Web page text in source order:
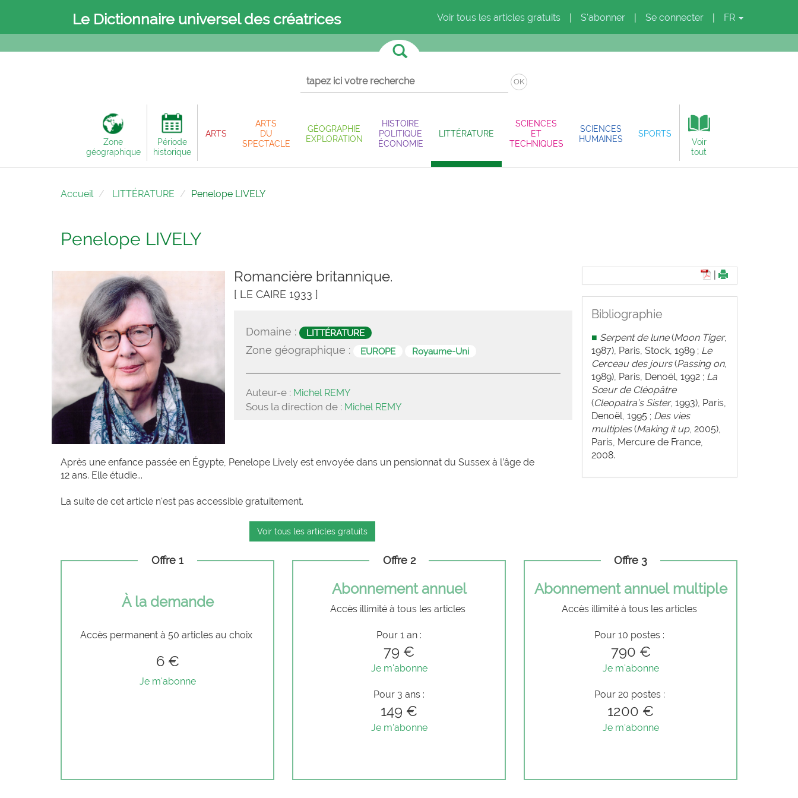
Le Dictionnaire universel des créatrices Voir tous les articles gratuits S'abonner Se connecter FR
OK
Zone
géographique
Période
historique
ARTS
ARTS
DU
SPECTACLE
GÉOGRAPHIE
EXPLORATION
HISTOIRE
POLITIQUE
ÉCONOMIE
LITTÉRATURE
SCIENCES
ET
TECHNIQUES
SCIENCES
HUMAINES
SPORTS
Voir
tout
Accueil LITTÉRATURE Penelope LIVELY
Penelope LIVELY
Romancière britannique.
[ LE CAIRE 1933 ]
Domaine : LITTÉRATURE
Zone géographique : EUROPE Royaume-Uni
Auteur-e : Michel REMY
Sous la direction de : Michel REMY
Après une enfance passée en Égypte, Penelope Lively est envoyée dans un pensionnat du Sussex à l’âge de
12 ans. Elle étudie...
La suite de cet article n'est pas accessible gratuitement.
Voir tous les articles gratuits
Bibliographie
■ Serpent de lune(Moon Tiger,
1987), Paris, Stock, 1989 ; Le
Cerceau des jours(Passing on,
1989), Paris, Denoël, 1992 ; La
Sœur de Cléopâtre
(Cleopatra’s Sister, 1993), Paris,
Denoël, 1995 ; Des vies
multiples(Making it up, 2005),
Paris, Mercure de France,
2008.
Offre 1
À la demande
Accès permanent à 50 articles au choix
6 €
Je m'abonne
Offre 2
Abonnement annuel
Accès illimité à tous les articles
Pour 1 an :
79 €
Je m'abonne
Pour 3 ans :
149 €
Je m'abonne
Offre 3
Abonnement annuel multiple
Accès illimité à tous les articles
Pour 10 postes :
790 €
Je m'abonne
Pour 20 postes :
1200 €
Je m'abonne